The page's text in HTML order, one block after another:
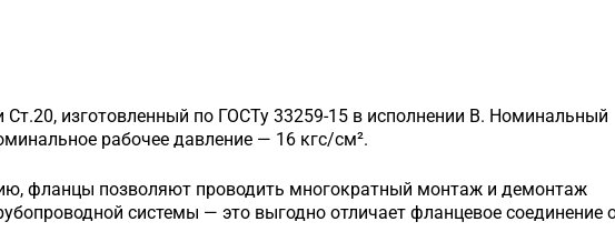
Ст.20, изготовленный по ГОСТу 33259-15 в исполнении B. Номинальный
рабочее давление — 16 кгс/см².
фланцы позволяют проводить многократный монтаж и демонтаж
системы — это выгодно отличает фланцевое соединение